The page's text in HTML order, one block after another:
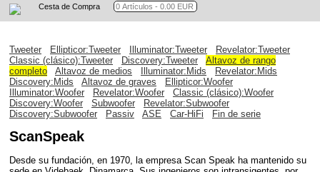
Cesta de Compra
Tweeter Ellipticor:Tweeter Illuminator:Tweeter
Revelator:Tweeter
Classic (clásico):Tweeter
Discovery:Tweeter
Altavoz de rango
completo
Altavoz de medios Illuminator:Mids
Revelator:Mids
Discovery:Mids
Altavoz de graves
Ellipticor:Woofer
Illuminator:Woofer
Revelator:Woofer
Classic (clásico):Woofer
Discovery:Woofer
Subwoofer
Revelator:Subwoofer
Discovery:Subwoofer
Passiv ASE Car-HiFi Fin de serie
ScanSpeak
Desde su fundación, en 1970, la empresa Scan Speak ha mantenido su